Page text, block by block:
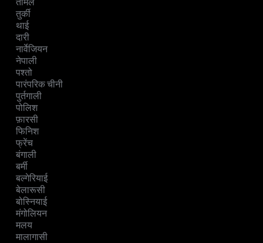
तुर्की
थाई
दारी
नार्वेजियन
नेपाली
पश्तो
पारंपरिक चीनी
पुर्तगाली
पोलिश
फ़ारसी
फिनिश
फ्रेंच
बंगाली
बर्मी
बल्गेरियाई
बेलारूसी
बोस्नियाई
मंगोलियन
मलय
मालागासी